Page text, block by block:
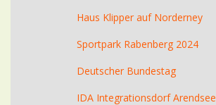
Haus Klipper auf Norderney
Sportpark Rabenberg 2024
Deutscher Bundestag
IDA Integrationsdorf Arendsee